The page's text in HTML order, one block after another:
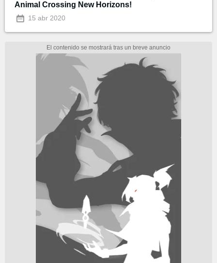
Animal Crossing New Horizons!
15 abr 2020